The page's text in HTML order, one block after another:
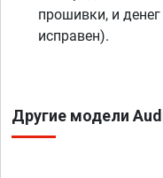
прошивки, и
исправен).
Другие модели